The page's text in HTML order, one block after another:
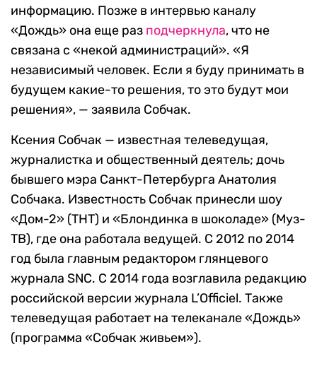
информацию. Позже в интервью каналу
«Дождь» она еще раз подчеркнула, что не
связана с «некой администраций». «Я
независимый человек. Если я буду принимать в
будущем какие-то решения, то это будут мои
решения», — заявила Собчак.
Ксения Собчак — известная телеведущая,
журналистка и общественный деятель; дочь
бывшего мэра Санкт-Петербурга Анатолия
Собчака. Известность Собчак принесли шоу
«Дом-2» (ТНТ) и «Блондинка в шоколаде» (Муз-
ТВ), где она работала ведущей. С 2012 по 2014
год была главным редактором глянцевого
журнала SNC. C 2014 года возглавила редакцию
российской версии журнала L’Officiel. Также
телеведущая работает на телеканале «Дождь»
(программа «Собчак живьем»).